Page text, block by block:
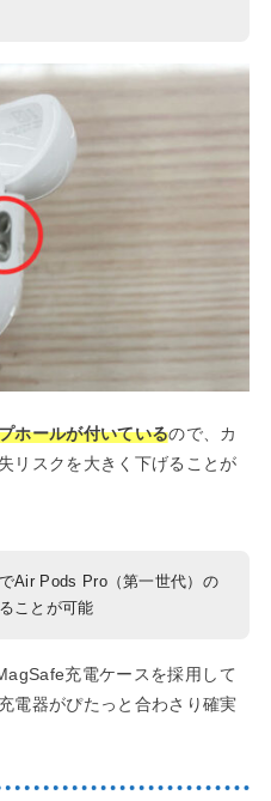
ホールが付いているので、カ
リスクを大きく下げることが
Air Pods Pro（第一世代）の
ことが可能
充電ケースを採用して
電器がぴたっと合わさり確実